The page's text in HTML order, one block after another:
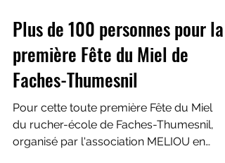
Plus de 100 personnes pour la
première Fête du Miel de